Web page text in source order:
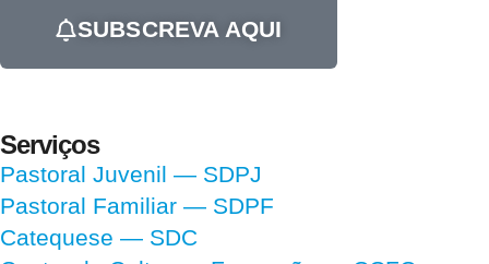
SUBSCREVA AQUI
Serviços
Pastoral Juvenil — SDPJ
Pastoral Familiar — SDPF
Catequese — SDC